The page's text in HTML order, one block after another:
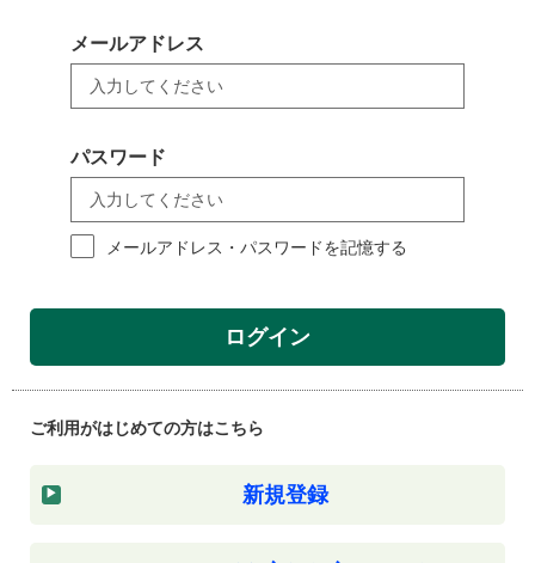
メールアドレス
パスワード
メールアドレス・パスワードを記憶する
ログイン
ご利用がはじめての方はこちら
新規登録